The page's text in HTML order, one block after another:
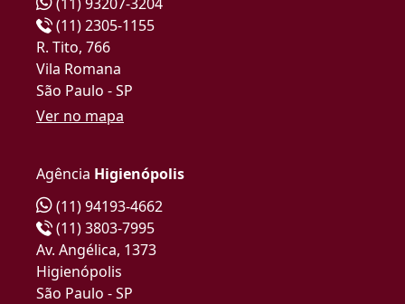
(11) 2305-1155
R. Tito, 766
Vila Romana
São Paulo - SP
Ver no mapa
Agência Higienópolis
(11) 94193-4662
(11) 3803-7995
Av. Angélica, 1373
Higienópolis
São Paulo - SP